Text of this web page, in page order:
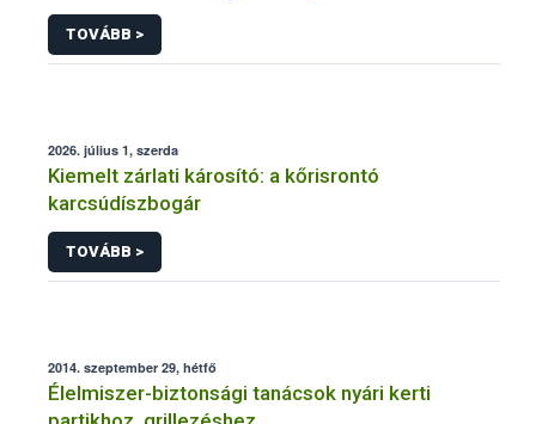
TOVÁBB >
2026. július 1, szerda
Kiemelt zárlati károsító: a kőrisrontó
karcsúdíszbogár
TOVÁBB >
2014. szeptember 29, hétfő
Élelmiszer-biztonsági tanácsok nyári kerti